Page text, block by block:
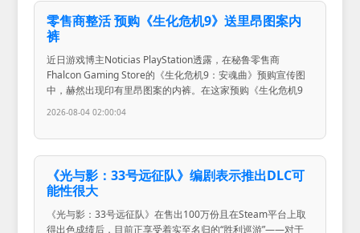
零售商整活 预购《生化危机9》送里昂图案内
裤
近日游戏博主Noticias PlayStation透露，在秘鲁零售商
Fhalcon Gaming Store的《生化危机9：安魂曲》预购宣传图
中，赫然出现印有里昂图案的内裤。在这家预购《生化危机9
2026-08-04 02:00:04
《光与影：33号远征队》编剧表示推出DLC可
能性很大
《光与影：33号远征队》在售出100万份且在Steam平台上取
得出色成绩后，目前正享受着实至名归的“胜利巡游”——对于